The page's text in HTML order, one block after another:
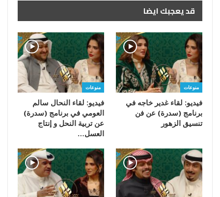
قد يعجبك ايضا
منوعات
فيديو: لقاء غدير خاجه في
برنامج (سدرة) عن فن
تنسيق الزهور
منوعات
فيديو: لقاء النحال سالم
العومي في برنامج (سدرة)
عن تربية النحل و إنتاج
العسل…